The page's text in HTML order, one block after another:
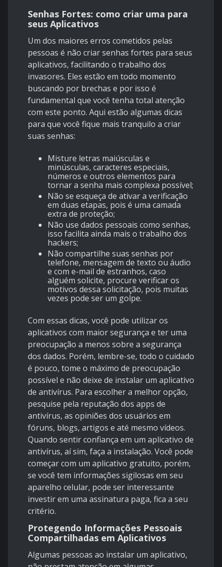
Senhas Fortes: como criar uma para
seus Aplicativos
Um dos maiores erros cometidos pelas
pessoas é não criar senhas fortes para seus
aplicativos, facilitando o trabalho dos
invasores. Eles estão em todo momento
buscando por brechas e por isso é
fundamental que você tenha total atenção
com este ponto. Aqui estão algumas dicas
para que você fique mais tranquilo a criar
suas senhas:
Misture letras maiúsculas e
minúsculas, caracteres especiais,
números e outros elementos para
tornar a senha mais complexa possível;
Não se esqueça de ativar a verificação
em duas etapas, pois é uma camada
extra de proteção;
Não use dados pessoais como senhas,
isso facilita ainda mais o trabalho dos
hackers;
Não compartilhe suas senhas por
telefone, mensagem de texto ou áudio
e com e-mail de estranhos, caso
alguém solicite, procure verificar os
motivos dessa solicitação, pois muitas
vezes pode ser um golpe.
Com essas dicas, você pode utilizar os
aplicativos com maior segurança e ter uma
preocupação a menos sobre a segurança
dos dados. Porém, lembre-se, todo o cuidado
é pouco, tome o máximo de preocupação
possível e não deixe de instalar um aplicativo
de antivírus. Para escolher a melhor opção,
pesquise pela reputação dos apps de
antivírus, as opiniões dos usuários em
fóruns, blogs, artigos e até mesmo vídeos.
Quando sentir confiança em um aplicativo de
antivírus, aí sim, faça a instalação. Você pode
começar com um aplicativo gratuito, porém,
se você tem informações sigilosas em seu
aparelho celular, pode ser interessante
investir em uma assinatura paga, fica a seu
critério.
Protegendo Informações Pessoais
Compartilhadas em Aplicativos
Algumas pessoas ao instalar um aplicativo,